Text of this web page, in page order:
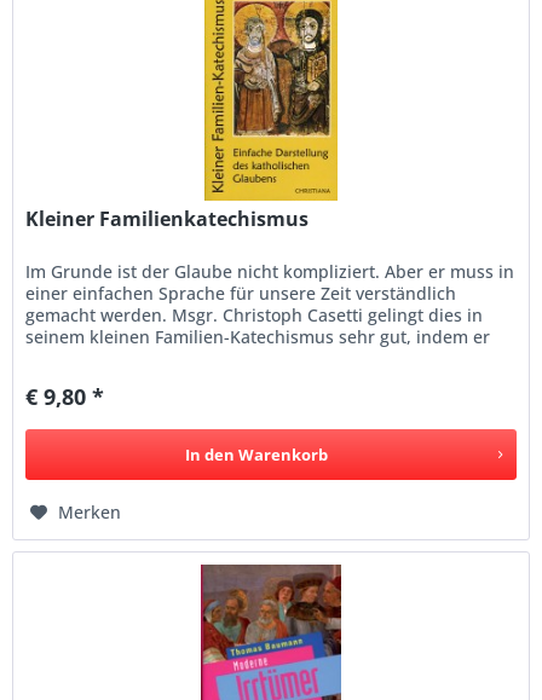
Kleiner Familienkatechismus
Im Grunde ist der Glaube nicht kompliziert. Aber er muss in
einer einfachen Sprache für unsere Zeit verständlich
gemacht werden. Msgr. Christoph Casetti gelingt dies in
seinem kleinen Familien-Katechismus sehr gut, indem er
€ 9,80 *
In den Warenkorb
Merken